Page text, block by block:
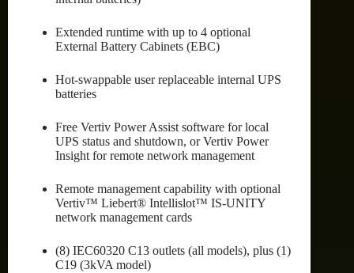
Extended runtime with up to 4 optional
External Battery Cabinets (EBC)
Hot-swappable user replaceable internal UPS
batteries
Free Vertiv Power Assist software for local
UPS status and shutdown, or Vertiv Power
Insight for remote network management
Remote management capability with optional
Vertiv™ Liebert® Intellislot™ IS-UNITY
network management cards
(8) IEC60320 C13 outlets (all models), plus (1)
C19 (3kVA model)